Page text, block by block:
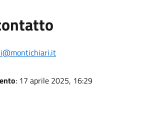
: 17 aprile 2025, 16:29